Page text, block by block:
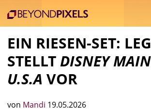
EIN RIESEN-SET:
STELLTDISNEY MAIN
U.S.A VOR
von Mandi 19.05.2026